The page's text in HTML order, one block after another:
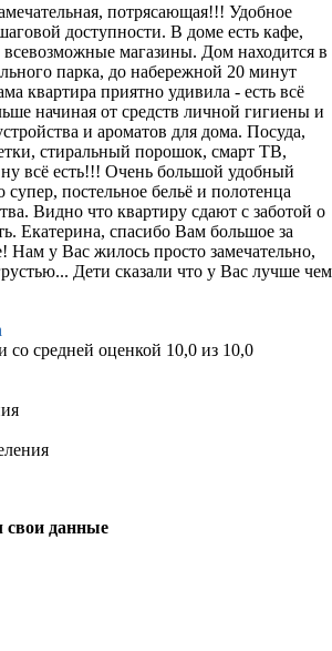
потрясающая!!! Удобное
доступности. В доме есть кафе,
всевозможные магазины. Дом находится в
парка, до набережной 20 минут
квартира приятно удивила - есть всё
начиная от средств личной гигиены и
и ароматов для дома. Посуда,
стиральный порошок, смарт ТВ,
ну всё есть!!! Очень большой удобный
супер, постельное бельё и полотенца
Видно что квартиру сдают с заботой о
Екатерина, спасибо Вам большое за
Нам у Вас жилось просто замечательно,
Дети сказали что у Вас лучше чем
со средней оценкой 10,0 из 10,0
свои данные